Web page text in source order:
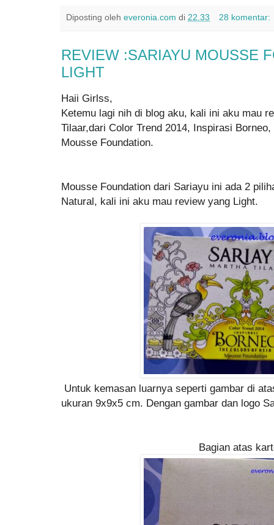
Diposting oleh everonia.com di 22.33 28 komentar:
REVIEW :SARIAYU MOUSSE
LIGHT
Haii Girlss,
Ketemu lagi nih di blog aku, kali ini aku mau
Tilaar,dari Color Trend 2014, Inspirasi
Mousse Foundation.
Mousse Foundation dari Sariayu ini ada 2
Natural, kali ini aku mau review yang Light.
Untuk kemasan luarnya seperti gambar di
ukuran 9x9x5 cm. Dengan gambar dan logo
Bagian atas